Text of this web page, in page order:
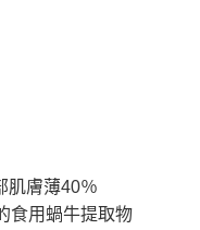
肌膚薄40％
食用蝸牛提取物